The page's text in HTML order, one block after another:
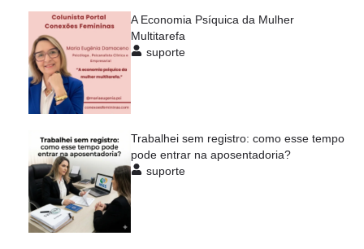
A Economia Psíquica da Mulher
Multitarefa
suporte
Trabalhei sem registro: como esse tempo
pode entrar na aposentadoria?
suporte